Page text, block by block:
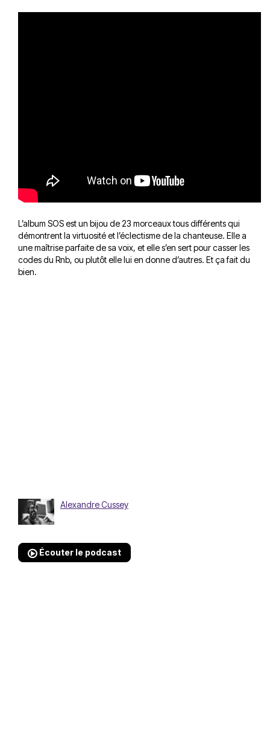
L’album SOS est un bijou de 23 morceaux tous différents qui
démontrent la virtuosité et l’éclectisme de la chanteuse. Elle a
une maîtrise parfaite de sa voix, et elle s’en sert pour casser les
codes du Rnb, ou plutôt elle lui en donne d’autres. Et ça fait du
bien.
Alexandre Cussey
Écouter le podcast